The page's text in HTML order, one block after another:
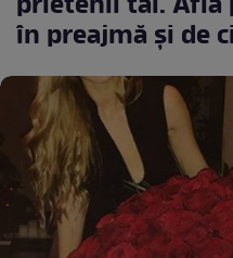
în preajmă şi de